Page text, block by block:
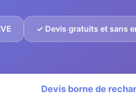
✓ Devis gratuits et sans
Devis borne de